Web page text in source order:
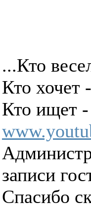
...Кто
Кто хочет
Кто ищет -
записи
Спасибо